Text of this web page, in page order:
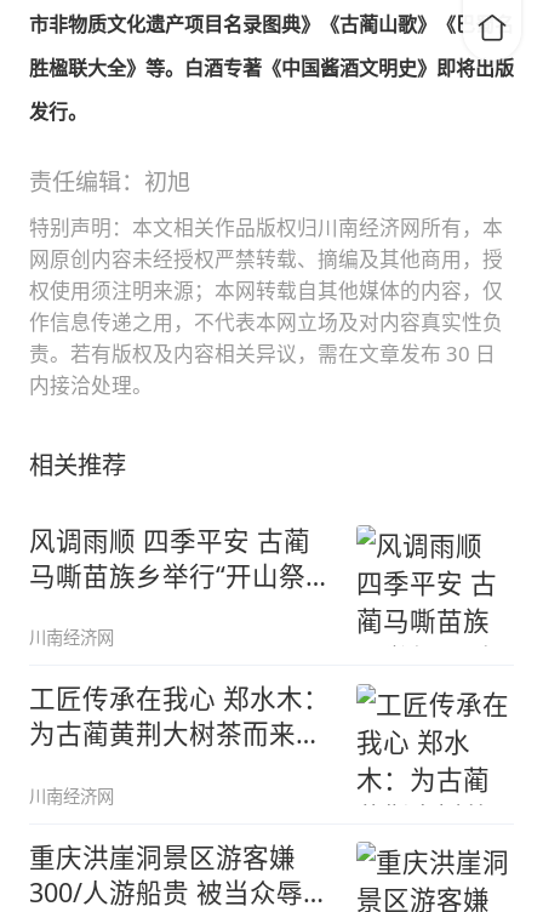
市非物质文化遗产项目名录图典》《古蔺山歌》《巴蜀名
胜楹联大全》等。白酒专著《中国酱酒文明史》即将出版
发行。
责任编辑：初旭
特别声明：本文相关作品版权归川南经济网所有，本
网原创内容未经授权严禁转载、摘编及其他商用，授
权使用须注明来源；本网转载自其他媒体的内容，仅
作信息传递之用，不代表本网立场及对内容真实性负
责。若有版权及内容相关异议，需在文章发布 30 日
内接洽处理。
相关推荐
风调雨顺 四季平安 古蔺
马嘶苗族乡举行“开山祭
川南经济网
工匠传承在我心 郑水木：
为古蔺黄荆大树茶而来的
川南经济网
重庆洪崖洞景区游客嫌
300/人游船贵 被当众辱骂